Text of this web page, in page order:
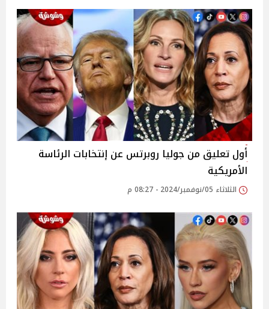
أول تعليق من جوليا روبرتس عن إنتخابات الرئاسة
الأمريكية
الثلاثاء 05/نوفمبر/2024 - 08:27 م